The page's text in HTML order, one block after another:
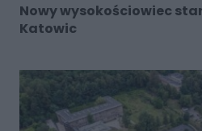
Nowy wysokościowiec
Katowic